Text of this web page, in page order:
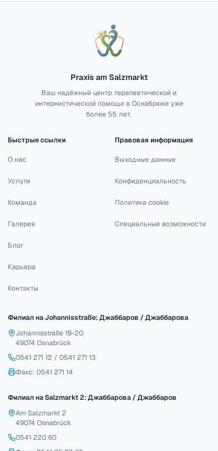
Praxis am Salzmarkt
Ваш надёжный центр терапевтической и
интернистической помощи в Оснабрюке уже
более 55 лет.
Быстрые ссылки
О нас
Услуги
Команда
Галерея
Блог
Карьера
Контакты
Правовая информация
Выходные данные
Конфиденциальность
Политика cookie
Специальные возможности
Филиал на Johannisstraße: Джаббаров / Джаббарова
Johannisstraße 19-20
49074 Osnabrück
0541 271 12 / 0541 271 13
Факс: 0541 271 14
Филиал на Salzmarkt 2: Джаббарова / Джаббаров
Am Salzmarkt 2
49074 Osnabrück
0541 220 60